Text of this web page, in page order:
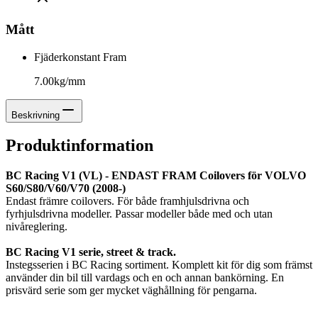
Mått
Fjäderkonstant Fram
7.00kg/mm
Beskrivning
Produktinformation
BC Racing V1 (VL) - ENDAST FRAM Coilovers för VOLVO
S60/S80/V60/V70 (2008-)
Endast främre coilovers. För både framhjulsdrivna och
fyrhjulsdrivna modeller. Passar modeller både med och utan
nivåreglering.
BC Racing V1 serie, street & track.
Instegsserien i BC Racing sortiment. Komplett kit för dig som främst
använder din bil till vardags och en och annan bankörning. En
prisvärd serie som ger mycket väghållning för pengarna.